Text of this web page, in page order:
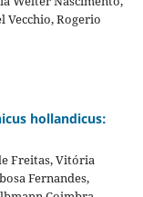
Vecchio, Rogerio
hollandicus:
Freitas, Vitória
Fernandes,